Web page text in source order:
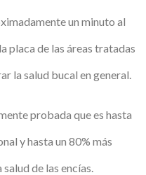
un minuto al
placa de las áreas tratadas
la salud bucal en general.
probada que es hasta
y hasta un 80% más
de las encías.